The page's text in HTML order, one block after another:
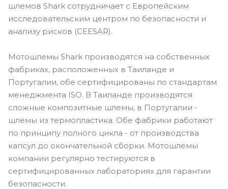
шлемов Shark сотрудничает с Европейским
исследовательским центром по безопасности и
анализу рисков (CEESAR).
Мотошлемы Shark производятся на собственных
фабриках, расположенных в Таиланде и
Португалии, обе сертифицированы по стандартам
менеджмента ISO. В Таиланде производятся
сложные композитные шлемы, в Португалии -
шлемы из термопластика. Обе фабрики работают
по принципу полного цикла - от производства
капсул до окончательной сборки. Мотошлемы
компании регулярно тестируются в
сертифицированных лабораториях для гарантии
безопасности.